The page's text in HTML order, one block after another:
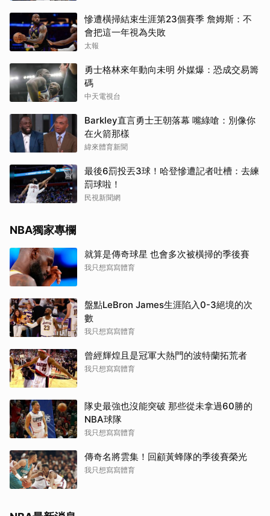
慘遭橫掃結束生涯第23個賽季 詹姆斯：不
會把這一年視為失敗
太報
勇士格林來年動向未明 外媒爆：恐成交易籌
碼
中天電視台
Barkley直言勇士王朝落幕 嘴綠嗆：別像你
在火箭那樣
緯來體育新聞
最後6罰投丟3球！哈登慘遭記者吐槽：去練
罰球啦！
民視新聞網
NBA獨家專欄
就算是傳奇球星 也會多次被橫掃的季後賽
我只想寫寫體育
盤點LeBron James生涯陷入0-3絕境的次
數
我只想寫寫體育
曾經輝煌且是冠軍大熱門的波特蘭拓荒者
我只想寫寫體育
隊史最強也沒能突破 那些從未拿過60勝的
NBA球隊
我只想寫寫體育
傳奇名將雲集！回顧黃蜂隊的季後賽榮光
我只想寫寫體育